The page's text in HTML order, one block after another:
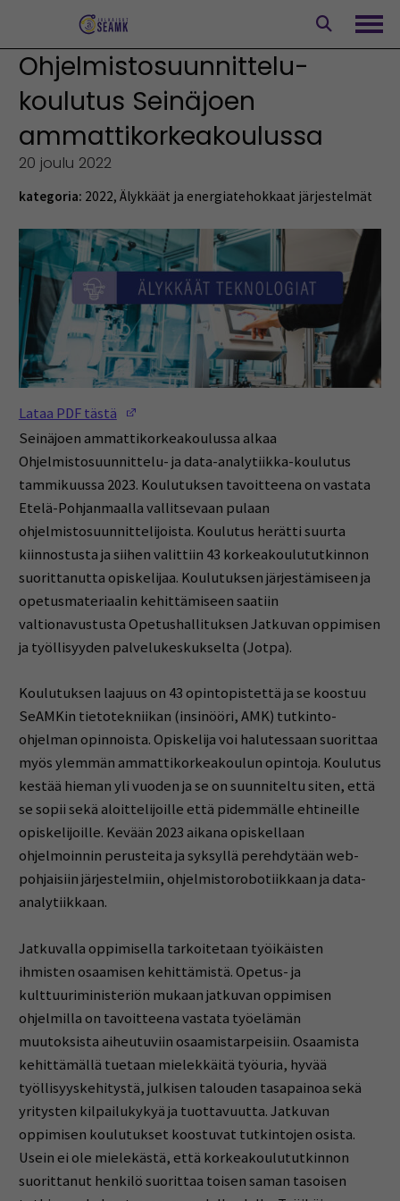
Ohjelmistosuunnittelu-
koulutus Seinäjoen
ammattikorkeakoulussa
20 joulu 2022
kategoria: 2022, Älykkäät ja energiatehokkaat järjestelmät
Lataa PDF tästä
Seinäjoen ammattikorkeakoulussa alkaa
Ohjelmistosuunnittelu- ja data-analytiikka-koulutus
tammikuussa 2023. Koulutuksen tavoitteena on vastata
Etelä-Pohjanmaalla vallitsevaan pulaan
ohjelmistosuunnittelijoista. Koulutus herätti suurta
kiinnostusta ja siihen valittiin 43 korkeakoulututkinnon
suorittanutta opiskelijaa. Koulutuksen järjestämiseen ja
opetusmateriaalin kehittämiseen saatiin
valtionavustusta Opetushallituksen Jatkuvan oppimisen
ja työllisyyden palvelukeskukselta (Jotpa).
Koulutuksen laajuus on 43 opintopistettä ja se koostuu
SeAMKin tietotekniikan (insinööri, AMK) tutkinto-
ohjelman opinnoista. Opiskelija voi halutessaan suorittaa
myös ylemmän ammattikorkeakoulun opintoja. Koulutus
kestää hieman yli vuoden ja se on suunniteltu siten, että
se sopii sekä aloittelijoille että pidemmälle ehtineille
opiskelijoille. Kevään 2023 aikana opiskellaan
ohjelmoinnin perusteita ja syksyllä perehdytään web-
pohjaisiin järjestelmiin, ohjelmistorobotiikkaan ja data-
analytiikkaan.
Jatkuvalla oppimisella tarkoitetaan työikäisten
ihmisten osaamisen kehittämistä. Opetus- ja
kulttuuriministeriön mukaan jatkuvan oppimisen
ohjelmilla on tavoitteena vastata työelämän
muutoksista aiheutuviin osaamistarpeisiin. Osaamista
kehittämällä tuetaan mielekkäitä työuria, hyvää
työllisyyskehitystä, julkisen talouden tasapainoa sekä
yritysten kilpailukykyä ja tuottavuutta. Jatkuvan
oppimisen koulutukset koostuvat tutkintojen osista.
Usein ei ole mielekästä, että korkeakoulututkinnon
suorittanut henkilö suorittaa toisen saman tasoisen